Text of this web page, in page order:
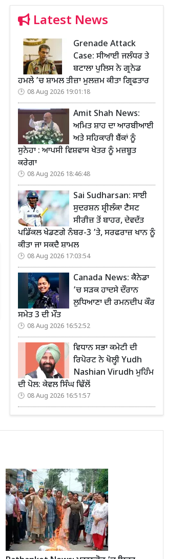
Latest News
Grenade Attack
Case: ਸੀਆਈ ਜਲੰਧਰ ਤੇ
ਬਟਾਲਾ ਪੁਲਿਸ ਨੇ ਗ੍ਰਨੇਡ
ਹਮਲੇ ’ਚ ਸ਼ਾਮਲ ਤੀਜ਼ਾ ਮੁਲਜ਼ਮ ਕੀਤਾ ਗ੍ਰਿਫਤਾਰ
08 Aug 2026 19:01:18
Amit Shah News:
ਅਮਿਤ ਸ਼ਾਹ ਦਾ ਆਰਬੀਆਈ
ਅਤੇ ਸਹਿਕਾਰੀ ਬੈਂਕਾਂ ਨੂੰ
ਸੁਨੇਹਾ : ਆਪਸੀ ਵਿਸ਼ਵਾਸ ਖੇਤਰ ਨੂੰ ਮਜ਼ਬੂਤ
ਕਰੇਗਾ
08 Aug 2026 18:46:48
Sai Sudharsan: ਸਾਈ
ਸੁਦਰਸ਼ਨ ਸ਼੍ਰੀਲੰਕਾ ਟੈਸਟ
ਸੀਰੀਜ਼ ਤੋਂ ਬਾਹਰ, ਦੇਵਦੱਤ
ਪਡਿੱਕਲ ਖੇਡਣਗੇ ਨੰਬਰ-3 ’ਤੇ, ਸਰਫਰਾਜ਼ ਖਾਨ ਨੂੰ
ਕੀਤਾ ਜਾ ਸਕਦੈ ਸ਼ਾਮਲ
08 Aug 2026 17:03:54
Canada News: ਕੈਨੇਡਾ
’ਚ ਸੜਕ ਹਾਦਸੇ ਦੌਰਾਨ
ਲੁਧਿਆਣਾ ਦੀ ਰਮਨਦੀਪ ਕੌਰ
ਸਮੇਤ 3 ਦੀ ਮੌਤ
08 Aug 2026 16:52:52
ਵਿਧਾਨ ਸਭਾ ਕਮੇਟੀ ਦੀ
ਰਿਪੋਰਟ ਨੇ ਖੋਲ੍ਹੀ Yudh
Nashian Virudh ਮੁਹਿੰਮ
ਦੀ ਪੋਲ: ਕੇਵਲ ਸਿੰਘ ਢਿੱਲੋਂ
08 Aug 2026 16:51:57